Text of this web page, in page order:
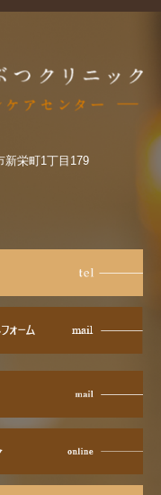
栄町1丁目179